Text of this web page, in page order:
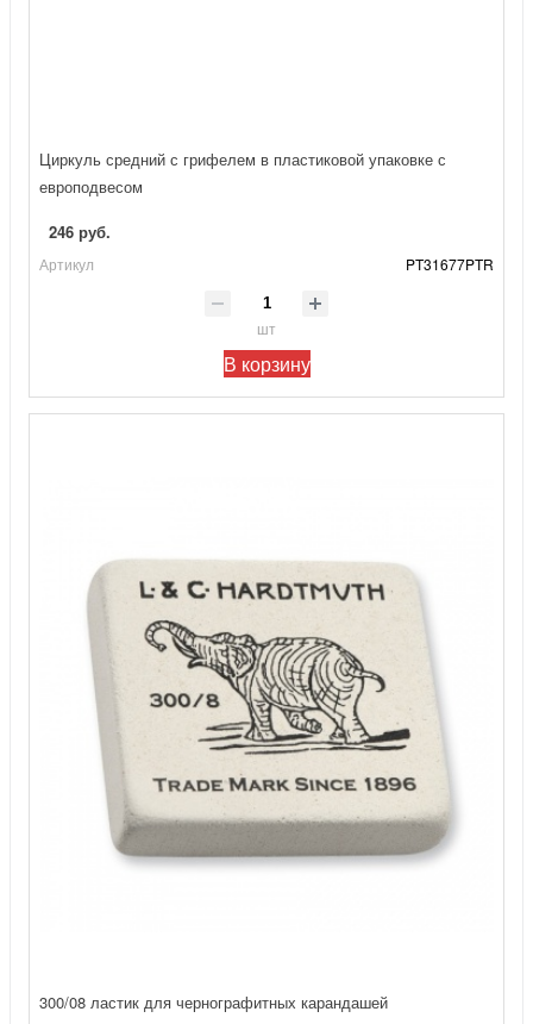
Циркуль средний с грифелем в пластиковой упаковке с
европодвесом
246 руб.
Артикул PT31677PTR
шт
В корзину
300/08 ластик для чернографитных карандашей